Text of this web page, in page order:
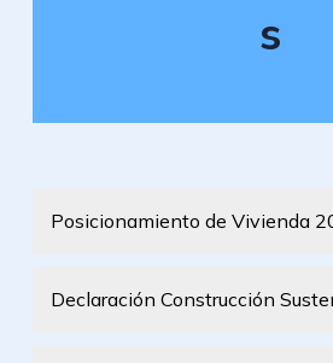
n
s
Posicionamiento de Vivienda
Declaración Construcción